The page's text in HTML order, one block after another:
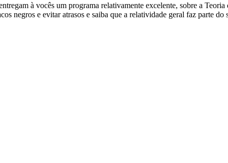
à vocês um programa relativamente excelente, sobre a
negros e evitar atrasos e saiba que a relatividade geral faz parte do